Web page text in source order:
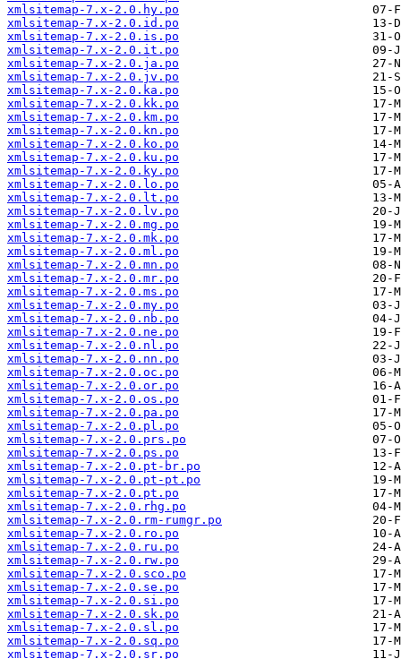
xmlsitemap-7.x-2.0.hy.po
xmlsitemap-7.x-2.0.id.po
xmlsitemap-7.x-2.0.is.po
xmlsitemap-7.x-2.0.it.po
xmlsitemap-7.x-2.0.ja.po
xmlsitemap-7.x-2.0.jv.po
xmlsitemap-7.x-2.0.ka.po
xmlsitemap-7.x-2.0.kk.po
xmlsitemap-7.x-2.0.km.po
xmlsitemap-7.x-2.0.kn.po
xmlsitemap-7.x-2.0.ko.po
xmlsitemap-7.x-2.0.ku.po
xmlsitemap-7.x-2.0.ky.po
xmlsitemap-7.x-2.0.lo.po
xmlsitemap-7.x-2.0.lt.po
xmlsitemap-7.x-2.0.lv.po
xmlsitemap-7.x-2.0.mg.po
xmlsitemap-7.x-2.0.mk.po
xmlsitemap-7.x-2.0.ml.po
xmlsitemap-7.x-2.0.mn.po
xmlsitemap-7.x-2.0.mr.po
xmlsitemap-7.x-2.0.ms.po
xmlsitemap-7.x-2.0.my.po
xmlsitemap-7.x-2.0.nb.po
xmlsitemap-7.x-2.0.ne.po
xmlsitemap-7.x-2.0.nl.po
xmlsitemap-7.x-2.0.nn.po
xmlsitemap-7.x-2.0.oc.po
xmlsitemap-7.x-2.0.or.po
xmlsitemap-7.x-2.0.os.po
xmlsitemap-7.x-2.0.pa.po
xmlsitemap-7.x-2.0.pl.po
xmlsitemap-7.x-2.0.prs.po
xmlsitemap-7.x-2.0.ps.po
xmlsitemap-7.x-2.0.pt-br.po
xmlsitemap-7.x-2.0.pt-pt.po
xmlsitemap-7.x-2.0.pt.po
xmlsitemap-7.x-2.0.rhg.po
xmlsitemap-7.x-2.0.rm-rumgr.po
xmlsitemap-7.x-2.0.ro.po
xmlsitemap-7.x-2.0.ru.po
xmlsitemap-7.x-2.0.rw.po
xmlsitemap-7.x-2.0.sco.po
xmlsitemap-7.x-2.0.se.po
xmlsitemap-7.x-2.0.si.po
xmlsitemap-7.x-2.0.sk.po
xmlsitemap-7.x-2.0.sl.po
xmlsitemap-7.x-2.0.sq.po
xmlsitemap-7.x-2.0.sr.po